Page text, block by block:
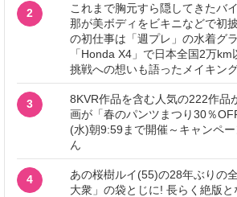
2
これまで胸元すら隠してきたバ
那が美ボディをビキニなどで初
の初仕事は「週プレ」の水着グ
「Honda X4」で日本全国2万
挑戦への想いも語ったメイキン
3
8KVR作品を含む人気の222作品
画が「春のパンツまつり30％
(水)朝9:59まで開催～キャンペ
ん
4
あの桜樹ルイ(55)の28年ぶりの
大衆」の袋とじに! 長らく絶版